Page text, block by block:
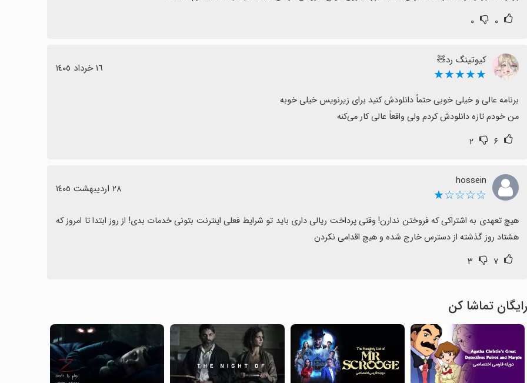
۰ ۰
کیوتینگ رد🧸
★★★★★ ١٦ خرداد ١٤٠٥
من خودم تازه دانلودش کردم ولی واقعاً عالی کار می‌کنه
۶ ۲
hossein
☆☆☆☆★ ٢٨ اردیبهشت ١٤٠٥
هشتاد روز گذشته از دسترس خارج شده و هیچ اقدامی نکردن
۷ ۳
رایگان تماشا کن